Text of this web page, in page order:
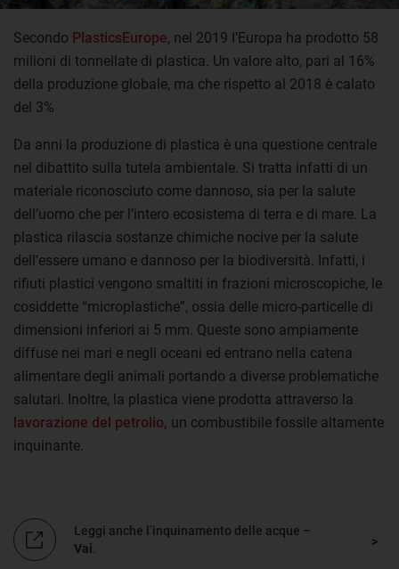
Secondo PlasticsEurope, nel 2019 l’Europa ha prodotto 58
milioni di tonnellate di plastica. Un valore alto, pari al 16%
della produzione globale, ma che rispetto al 2018 è calato
del 3%
Da anni la produzione di plastica è una questione centrale
nel dibattito sulla tutela ambientale. Si tratta infatti di un
materiale riconosciuto come dannoso, sia per la salute
dell’uomo che per l’intero ecosistema di terra e di mare. La
plastica rilascia sostanze chimiche nocive per la salute
dell’essere umano e dannoso per la biodiversità. Infatti, i
rifiuti plastici vengono smaltiti in frazioni microscopiche, le
cosiddette “microplastiche”, ossia delle micro-particelle di
dimensioni inferiori ai 5 mm. Queste sono ampiamente
diffuse nei mari e negli oceani ed entrano nella catena
alimentare degli animali portando a diverse problematiche
salutari. Inoltre, la plastica viene prodotta attraverso la
lavorazione del petrolio, un combustibile fossile altamente
inquinante.
Leggi anche l’inquinamento delle acque –
Vai